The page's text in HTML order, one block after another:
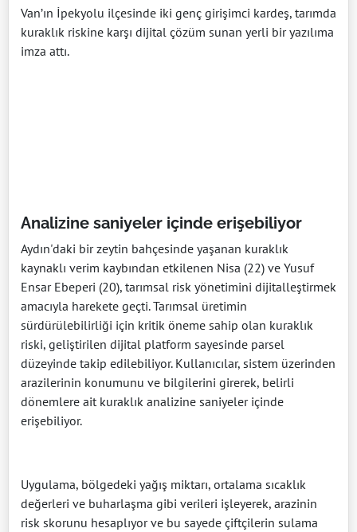
Van’ın İpekyolu ilçesinde iki genç girişimci kardeş, tarımda
kuraklık riskine karşı dijital çözüm sunan yerli bir yazılıma
imza attı.
Analizine saniyeler içinde erişebiliyor
Aydın'daki bir zeytin bahçesinde yaşanan kuraklık
kaynaklı verim kaybından etkilenen Nisa (22) ve Yusuf
Ensar Ebeperi (20), tarımsal risk yönetimini dijitalleştirmek
amacıyla harekete geçti. Tarımsal üretimin
sürdürülebilirliği için kritik öneme sahip olan kuraklık
riski, geliştirilen dijital platform sayesinde parsel
düzeyinde takip edilebiliyor. Kullanıcılar, sistem üzerinden
arazilerinin konumunu ve bilgilerini girerek, belirli
dönemlere ait kuraklık analizine saniyeler içinde
erişebiliyor.
Uygulama, bölgedeki yağış miktarı, ortalama sıcaklık
değerleri ve buharlaşma gibi verileri işleyerek, arazinin
risk skorunu hesaplıyor ve bu sayede çiftçilerin sulama